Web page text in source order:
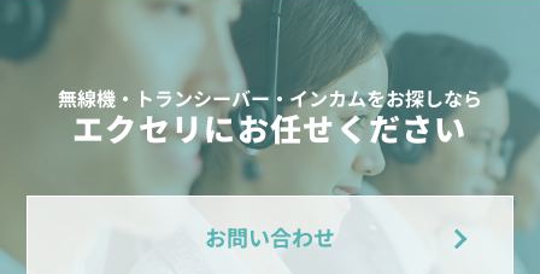
無線機・トランシーバー・インカムをお探しなら
エクセリにお任せください
お問い合わせ